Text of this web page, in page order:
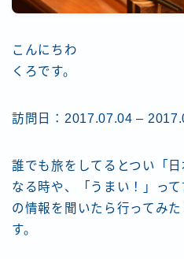
こんにちわ
くろです。
訪問日：2017.07.04 –
誰でも旅をしてるとつい「
なる時や、「うまい！」っ
の情報を聞いたら行ってみ
す。